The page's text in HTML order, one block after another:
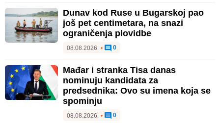
Dunav kod Ruse u Bugarskoj pao
još pet centimetara, na snazi
ograničenja plovidbe
08.08.2026. • 0
Mađar i stranka Tisa danas
nominuju kandidata za
predsednika: Ovo su imena koja se
spominju
08.08.2026. • 0